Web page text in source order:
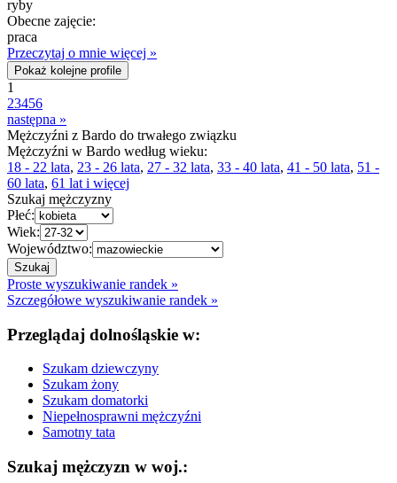
ryby
Obecne zajęcie:
praca
Przeczytaj o mnie więcej »
Pokaż kolejne profile
1
23456
następna »
Mężczyźni z Bardo do trwałego związku
Mężczyźni w Bardo według wieku:
18 - 22 lata, 23 - 26 lata, 27 - 32 lata, 33 - 40 lata, 41 - 50 lata, 51 -
60 lata, 61 lat i więcej
Szukaj mężczyzny
Płeć:
Wiek:
Województwo:
Proste wyszukiwanie randek »
Szczegółowe wyszukiwanie randek »
Przeglądaj dolnośląskie w:
Szukam dziewczyny
Szukam żony
Szukam domatorki
Niepełnosprawni mężczyźni
Samotny tata
Szukaj mężczyzn w woj.: